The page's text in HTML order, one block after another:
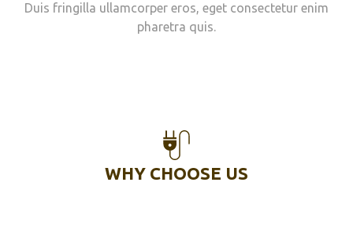
Duis fringilla ullamcorper eros, eget consectetur enim
pharetra quis.
WHY CHOOSE US